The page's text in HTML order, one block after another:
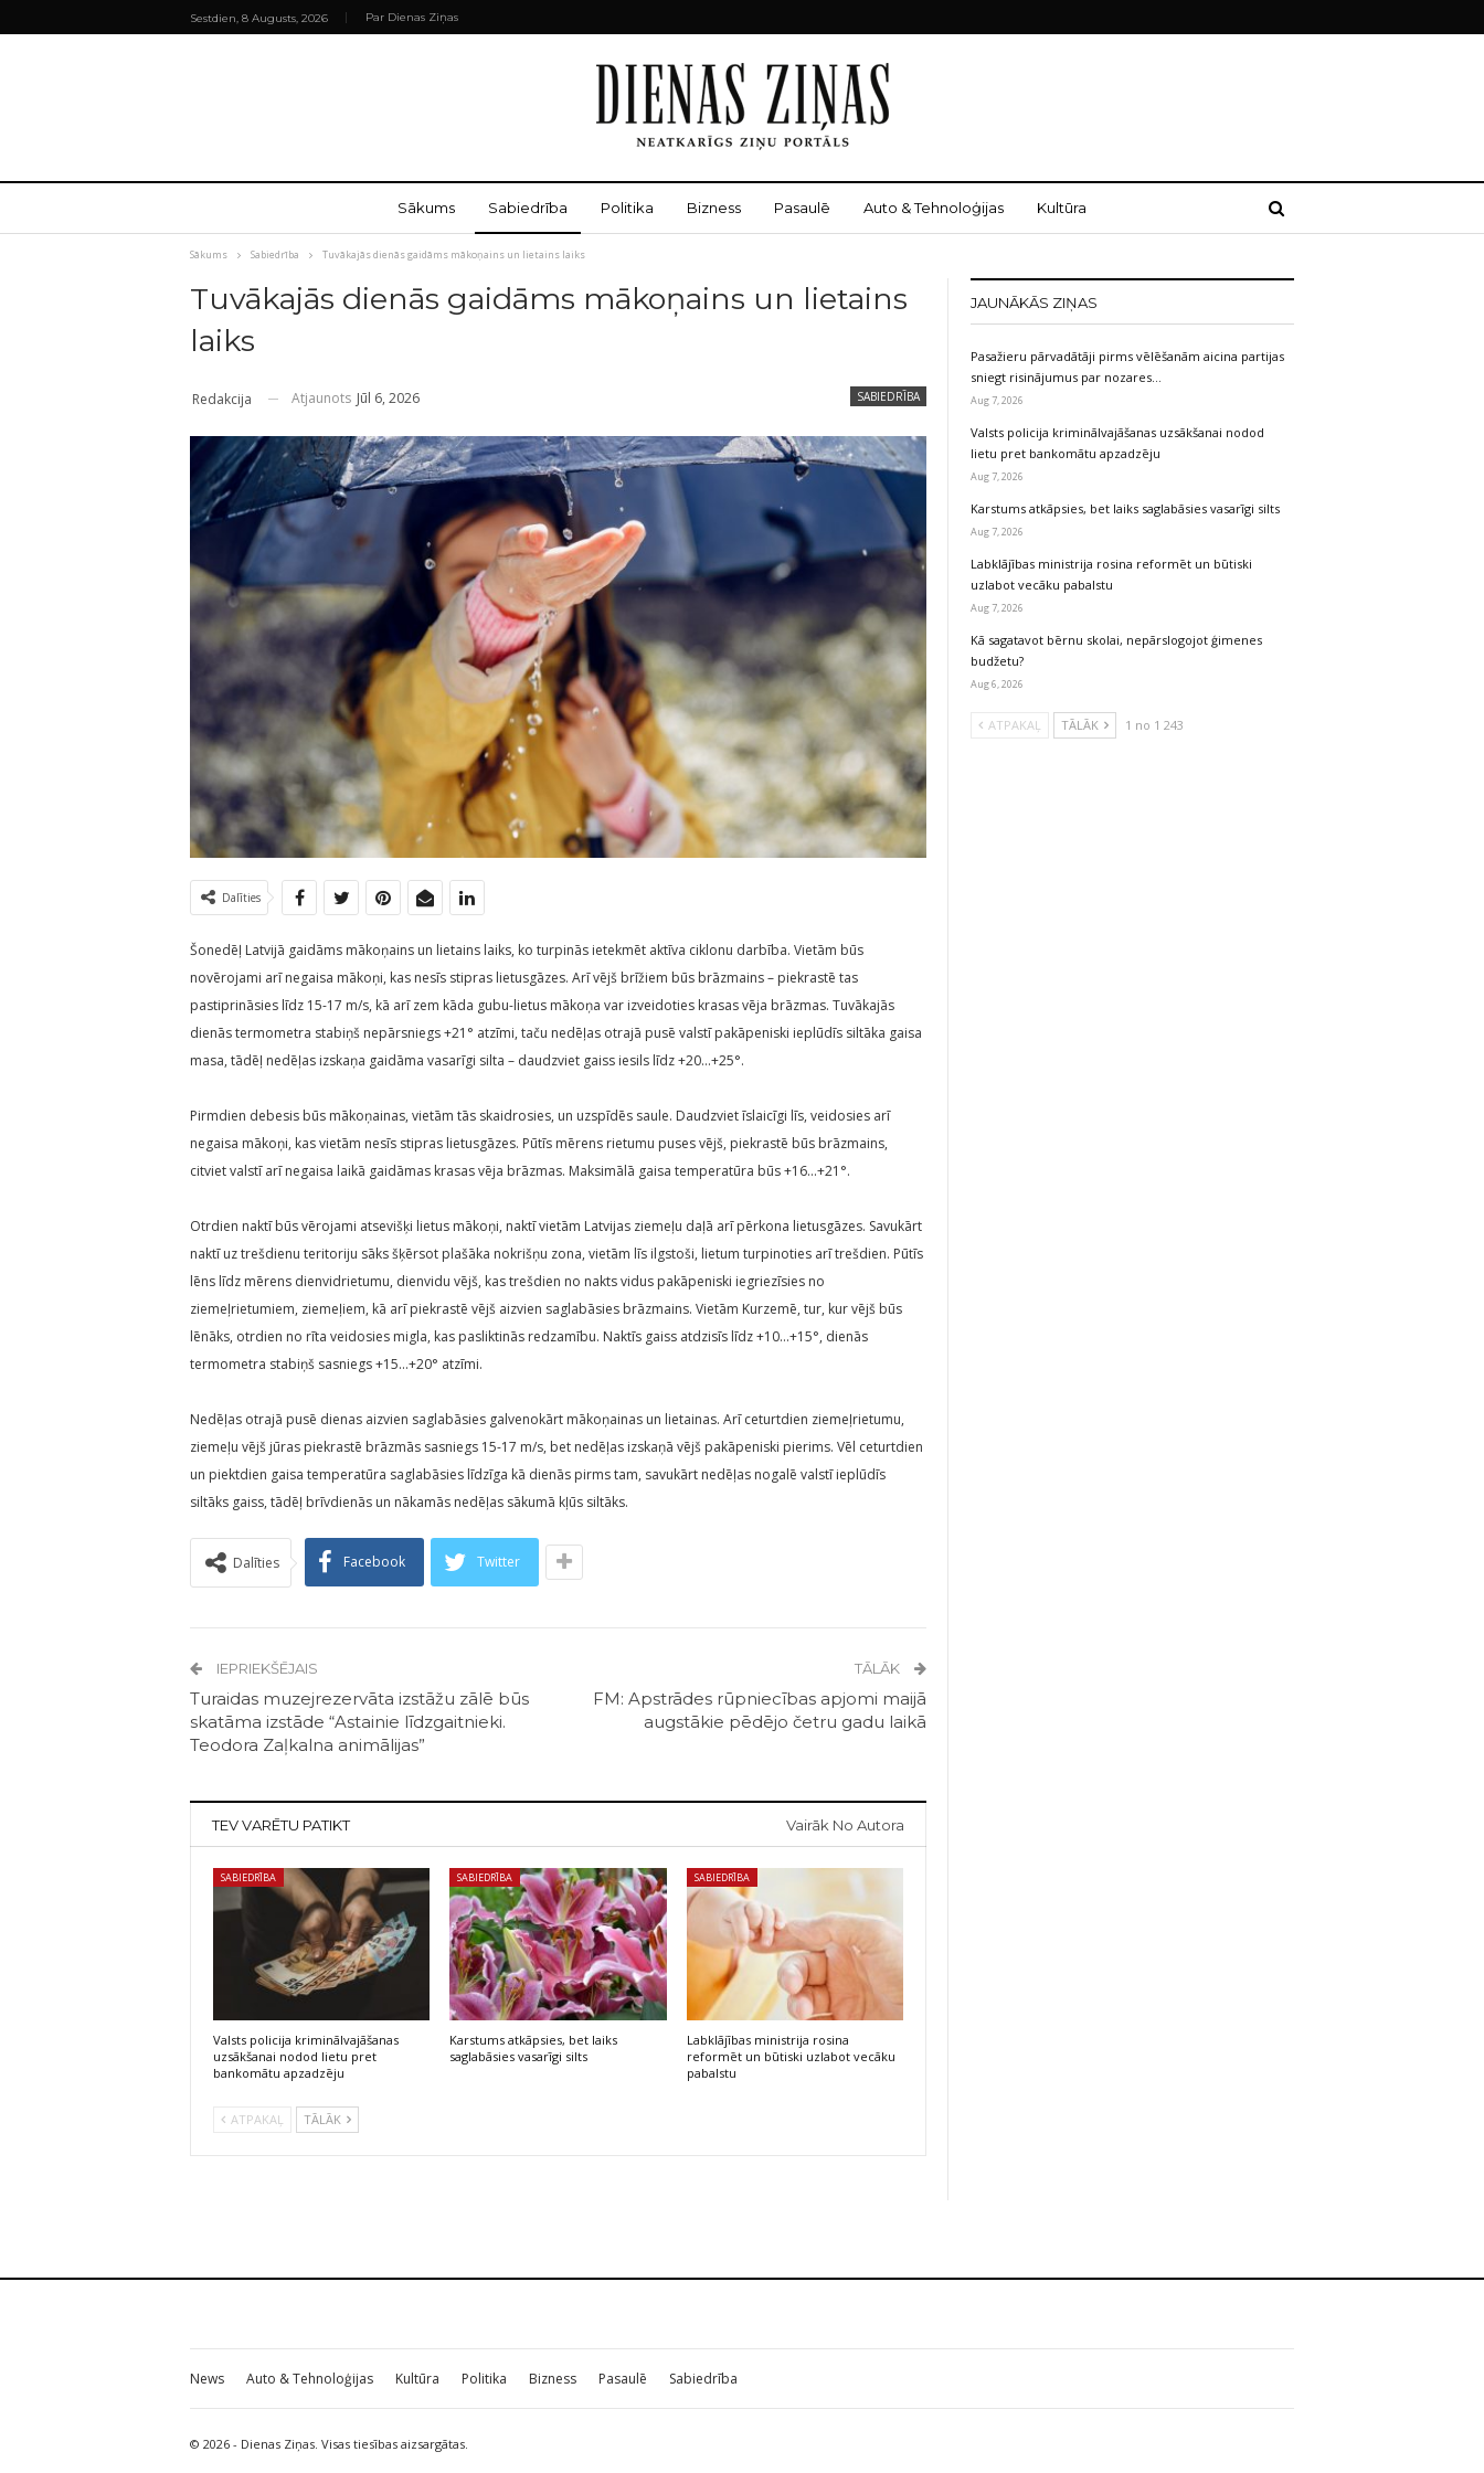
Sestdien, 8 Augusts, 2026 Par Dienas Ziņas
Sākums Sabiedrība Politika Bizness Pasaulē Auto & Tehnoloģijas Kultūra
Sākums Sabiedrība Tuvākajās dienās gaidāms mākoņains un lietains laiks
Tuvākajās dienās gaidāms mākoņains un lietains
laiks
SABIEDRĪBA
Redakcija Atjaunots Jūl 6, 2026
Dalīties
Šonedēļ Latvijā gaidāms mākoņains un lietains laiks, ko turpinās ietekmēt aktīva ciklonu darbība. Vietām būs
novērojami arī negaisa mākoņi, kas nesīs stipras lietusgāzes. Arī vējš brīžiem būs brāzmains – piekrastē tas
pastiprināsies līdz 15-17 m/s, kā arī zem kāda gubu-lietus mākoņa var izveidoties krasas vēja brāzmas. Tuvākajās
dienās termometra stabiņš nepārsniegs +21° atzīmi, taču nedēļas otrajā pusē valstī pakāpeniski ieplūdīs siltāka gaisa
masa, tādēļ nedēļas izskaņa gaidāma vasarīgi silta – daudzviet gaiss iesils līdz +20…+25°.
Pirmdien debesis būs mākoņainas, vietām tās skaidrosies, un uzspīdēs saule. Daudzviet īslaicīgi līs, veidosies arī
negaisa mākoņi, kas vietām nesīs stipras lietusgāzes. Pūtīs mērens rietumu puses vējš, piekrastē būs brāzmains,
citviet valstī arī negaisa laikā gaidāmas krasas vēja brāzmas. Maksimālā gaisa temperatūra būs +16…+21°.
Otrdien naktī būs vērojami atsevišķi lietus mākoņi, naktī vietām Latvijas ziemeļu daļā arī pērkona lietusgāzes. Savukārt
naktī uz trešdienu teritoriju sāks šķērsot plašāka nokrišņu zona, vietām līs ilgstoši, lietum turpinoties arī trešdien. Pūtīs
lēns līdz mērens dienvidrietumu, dienvidu vējš, kas trešdien no nakts vidus pakāpeniski iegriezīsies no
ziemeļrietumiem, ziemeļiem, kā arī piekrastē vējš aizvien saglabāsies brāzmains. Vietām Kurzemē, tur, kur vējš būs
lēnāks, otrdien no rīta veidosies migla, kas pasliktinās redzamību. Naktīs gaiss atdzisīs līdz +10…+15°, dienās
termometra stabiņš sasniegs +15…+20° atzīmi.
Nedēļas otrajā pusē dienas aizvien saglabāsies galvenokārt mākoņainas un lietainas. Arī ceturtdien ziemeļrietumu,
ziemeļu vējš jūras piekrastē brāzmās sasniegs 15-17 m/s, bet nedēļas izskaņā vējš pakāpeniski pierims. Vēl ceturtdien
un piektdien gaisa temperatūra saglabāsies līdzīga kā dienās pirms tam, savukārt nedēļas nogalē valstī ieplūdīs
siltāks gaiss, tādēļ brīvdienās un nākamās nedēļas sākumā kļūs siltāks.
Dalīties Facebook Twitter
IEPRIEKŠĒJAIS
Turaidas muzejrezervāta izstāžu zālē būs
skatāma izstāde “Astainie līdzgaitnieki.
Teodora Zaļkalna animālijas”
TĀLĀK
FM: Apstrādes rūpniecības apjomi maijā
augstākie pēdējo četru gadu laikā
TEV VARĒTU PATIKT Vairāk No Autora
SABIEDRĪBA
Valsts policija kriminālvajāšanas
uzsākšanai nodod lietu pret
bankomātu apzadzēju
SABIEDRĪBA
Karstums atkāpsies, bet laiks
saglabāsies vasarīgi silts
SABIEDRĪBA
Labklājības ministrija rosina
reformēt un būtiski uzlabot vecāku
pabalstu
ATPAKAĻ TĀLĀK
JAUNĀKĀS ZIŅAS
Pasažieru pārvadātāji pirms vēlēšanām aicina partijas
sniegt risinājumus par nozares…
Aug 7, 2026
Valsts policija kriminālvajāšanas uzsākšanai nodod
lietu pret bankomātu apzadzēju
Aug 7, 2026
Karstums atkāpsies, bet laiks saglabāsies vasarīgi silts
Aug 7, 2026
Labklājības ministrija rosina reformēt un būtiski
uzlabot vecāku pabalstu
Aug 7, 2026
Kā sagatavot bērnu skolai, nepārslogojot ģimenes
budžetu?
Aug 6, 2026
ATPAKAĻ TĀLĀK 1 no 1 243
News Auto & Tehnoloģijas Kultūra Politika Bizness Pasaulē Sabiedrība
© 2026 - Dienas Ziņas. Visas tiesības aizsargātas.